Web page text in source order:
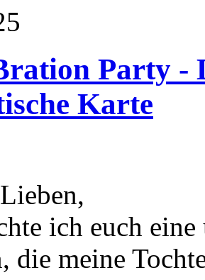
Party -
Karte
ich euch
die meine